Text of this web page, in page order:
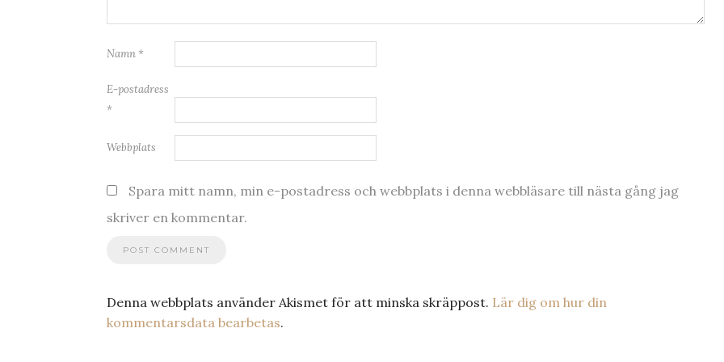
Namn *
E-postadress
*
Webbplats
Spara mitt namn, min e-postadress och webbplats i denna webbläsare till nästa gång jag
skriver en kommentar.
Denna webbplats använder Akismet för att minska skräppost. Lär dig om hur din
kommentarsdata bearbetas.